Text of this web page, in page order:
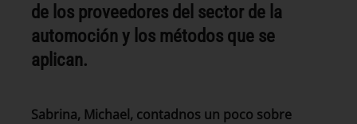
de los proveedores del sector de la
automoción y los métodos que se
aplican.
Sabrina, Michael, contadnos un poco sobre